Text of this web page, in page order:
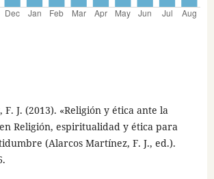
J. (2013). «Religión y ética ante la
Religión, espiritualidad y ética para
(Alarcos Martínez, F. J., ed.).